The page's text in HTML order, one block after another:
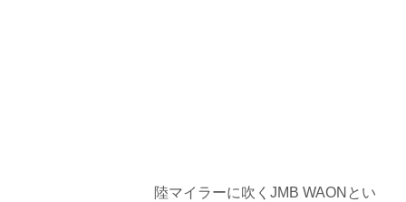
陸マイラーに吹くJMB WAONとい